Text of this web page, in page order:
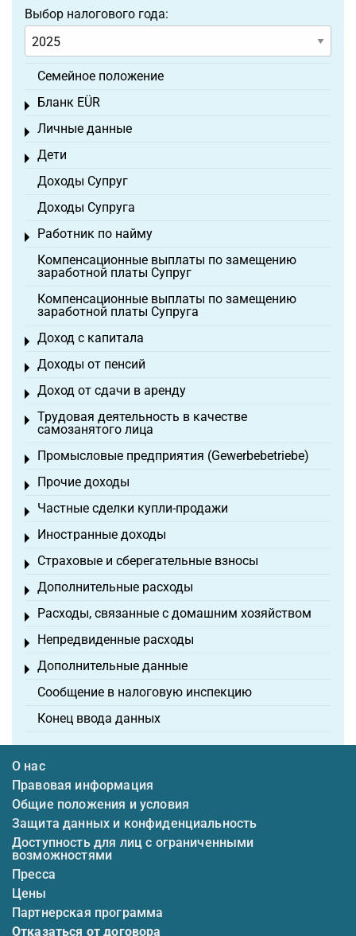
Выбор налогового года:
Семейное положение
Бланк EÜR
Toggle menu
Личные данные
Toggle menu
Дети
Toggle menu
Доходы Супруг
Доходы Супруга
Работник по найму
Toggle menu
Компенсационные выплаты по замещению
заработной платы Супруг
Компенсационные выплаты по замещению
заработной платы Супруга
Доход с капитала
Toggle menu
Доходы от пенсий
Toggle menu
Доход от сдачи в аренду
Toggle menu
Трудовая деятельность в качестве
самозанятого лица
Toggle menu
Промысловые предприятия (Gewerbebetriebe)
Toggle menu
Прочие доходы
Toggle menu
Частные сделки купли-продажи
Toggle menu
Иностранные доходы
Toggle menu
Страховые и сберегательные взносы
Toggle menu
Дополнительные расходы
Toggle menu
Расходы, связанные с домашним хозяйством
Toggle menu
Непредвиденные расходы
Toggle menu
Дополнительные данные
Toggle menu
Сообщение в налоговую инспекцию
Конец ввода данных
О нас
Правовая информация
Общие положения и условия
Защита данных и конфиденциальность
Доступность для лиц с ограниченными
возможностями
Пресса
Цены
Партнерская программа
Отказаться от договора